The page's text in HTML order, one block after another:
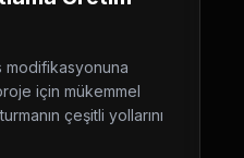
modifikasyonuna
için mükemmel
çeşitli yollarını